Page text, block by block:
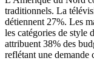
traditionnels. La
détiennent 27%. Les
les catégories de style
attribuent 38% des
reflétant une demande